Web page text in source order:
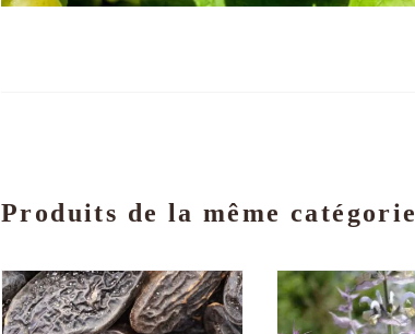
Produits de la même catégorie